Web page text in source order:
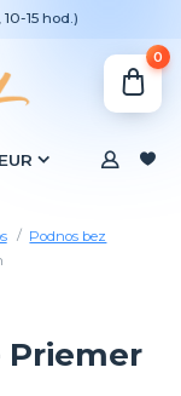
EUR
15 hod.)
0
Podnos bez
Priemer